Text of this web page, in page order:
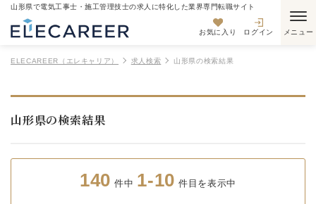
山形県で電気工事士・施工管理技士の求人に特化した業界専門転職サイト
お気に入り ログイン
ELECAREER（エレキャリア） 求人検索 山形県の検索結果
山形県の検索結果
140 件中 1-10 件目を表示中